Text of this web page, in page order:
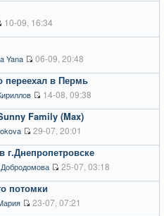
10-09, 16:34
Yana 06-09, 20:48
в Пермь
14-08, 09:38
Family (Max)
29-07, 20:01
г.Днепропетровске
25-07, 03:18
потомки
23-07, 07:21